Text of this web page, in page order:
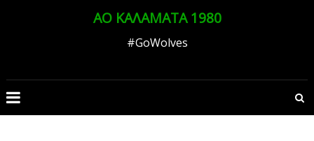
ΑΟ ΚΑΛΑΜΑΤΑ 1980
#GoWolves